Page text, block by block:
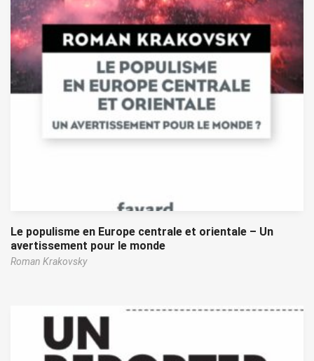
Le populisme en Europe centrale et orientale – Un
avertissement pour le monde
Roman Krakovsky